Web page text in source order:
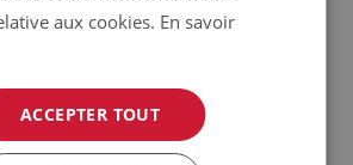
sont pas antidérapantes;
aux cookies. En savoir
ACCEPTER TOUT